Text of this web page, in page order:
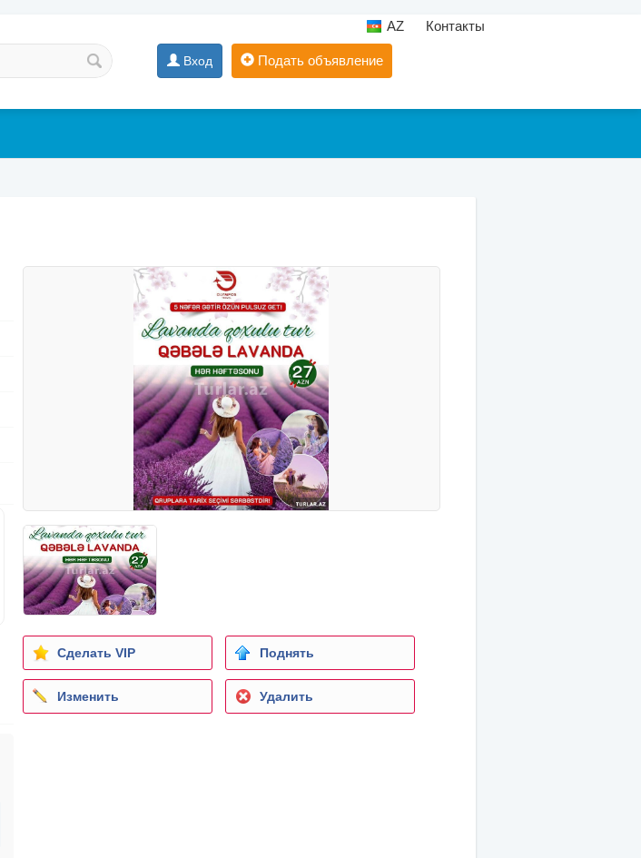
AZ Контакты
Вход Подать объявление
Сделать VIP Поднять
Изменить Удалить